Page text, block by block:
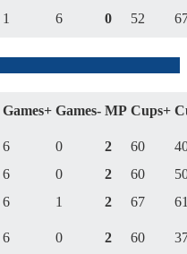
1 6 0 52
Games+ Games- MP Cups+
6 0 2 60
6 0 2 60
6 1 2 67
6 0 2 60